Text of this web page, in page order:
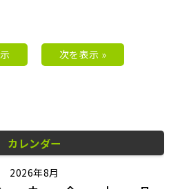
次を表示 »
カレンダー
2026年8月